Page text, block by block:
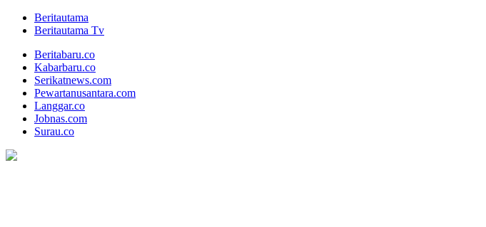
Beritautama
Beritautama Tv
Beritabaru.co
Kabarbaru.co
Serikatnews.com
Pewartanusantara.com
Langgar.co
Jobnas.com
Surau.co